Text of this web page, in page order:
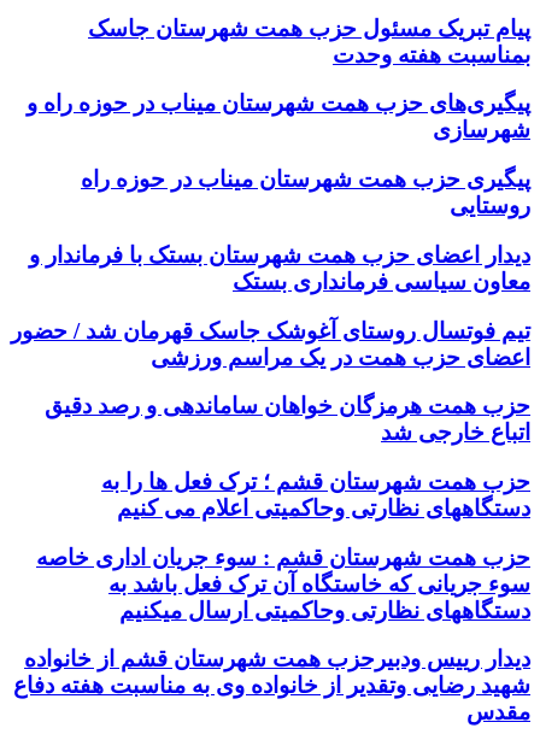
پیام تبریک مسئول حزب همت شهرستان جاسک
بمناسبت هفته وحدت
پیگیری‌های حزب همت شهرستان میناب در حوزه راه و
شهرسازی
پیگیری حزب همت شهرستان میناب در حوزه راه
روستایی
دیدار اعضای حزب همت شهرستان بستک با فرماندار و
معاون سیاسی فرمانداری بستک
تیم فوتسال روستای آغوشک جاسک قهرمان شد / حضور
اعضای حزب همت در یک مراسم ورزشی
حزب همت هرمزگان خواهان ساماندهی و رصد دقیق
اتباع خارجی شد
حزب همت شهرستان قشم ؛ ترک فعل ها را به
دستگاههای نظارتی وحاکمیتی اعلام می کنیم
حزب همت شهرستان قشم : سوء جریان اداری خاصه
سوء جریانی که خاستگاه آن ترک فعل باشد به
دستگاههای نظارتی وحاکمیتی ارسال میکنیم
دیدار رییس ودبیرحزب همت شهرستان قشم از خانواده
شهید رضایی وتقدیر از خانواده وی به مناسبت هفته دفاع
مقدس